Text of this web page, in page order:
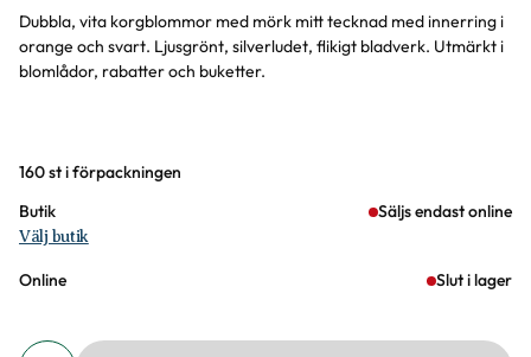
Dubbla, vita korgblommor med mörk mitt tecknad med innerring i
orange och svart. Ljusgrönt, silverludet, flikigt bladverk. Utmärkt i
blomlådor, rabatter och buketter.
Varianter
160 st i förpackningen
Butik
Säljs endast online
Välj butik
Online Slut i lager